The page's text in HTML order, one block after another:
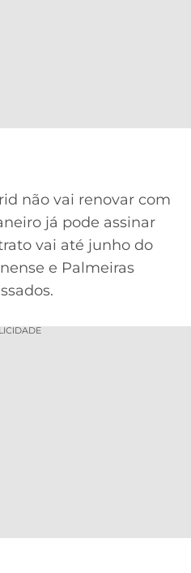
não vai renovar com
já pode assinar
vai até junho do
e Palmeiras